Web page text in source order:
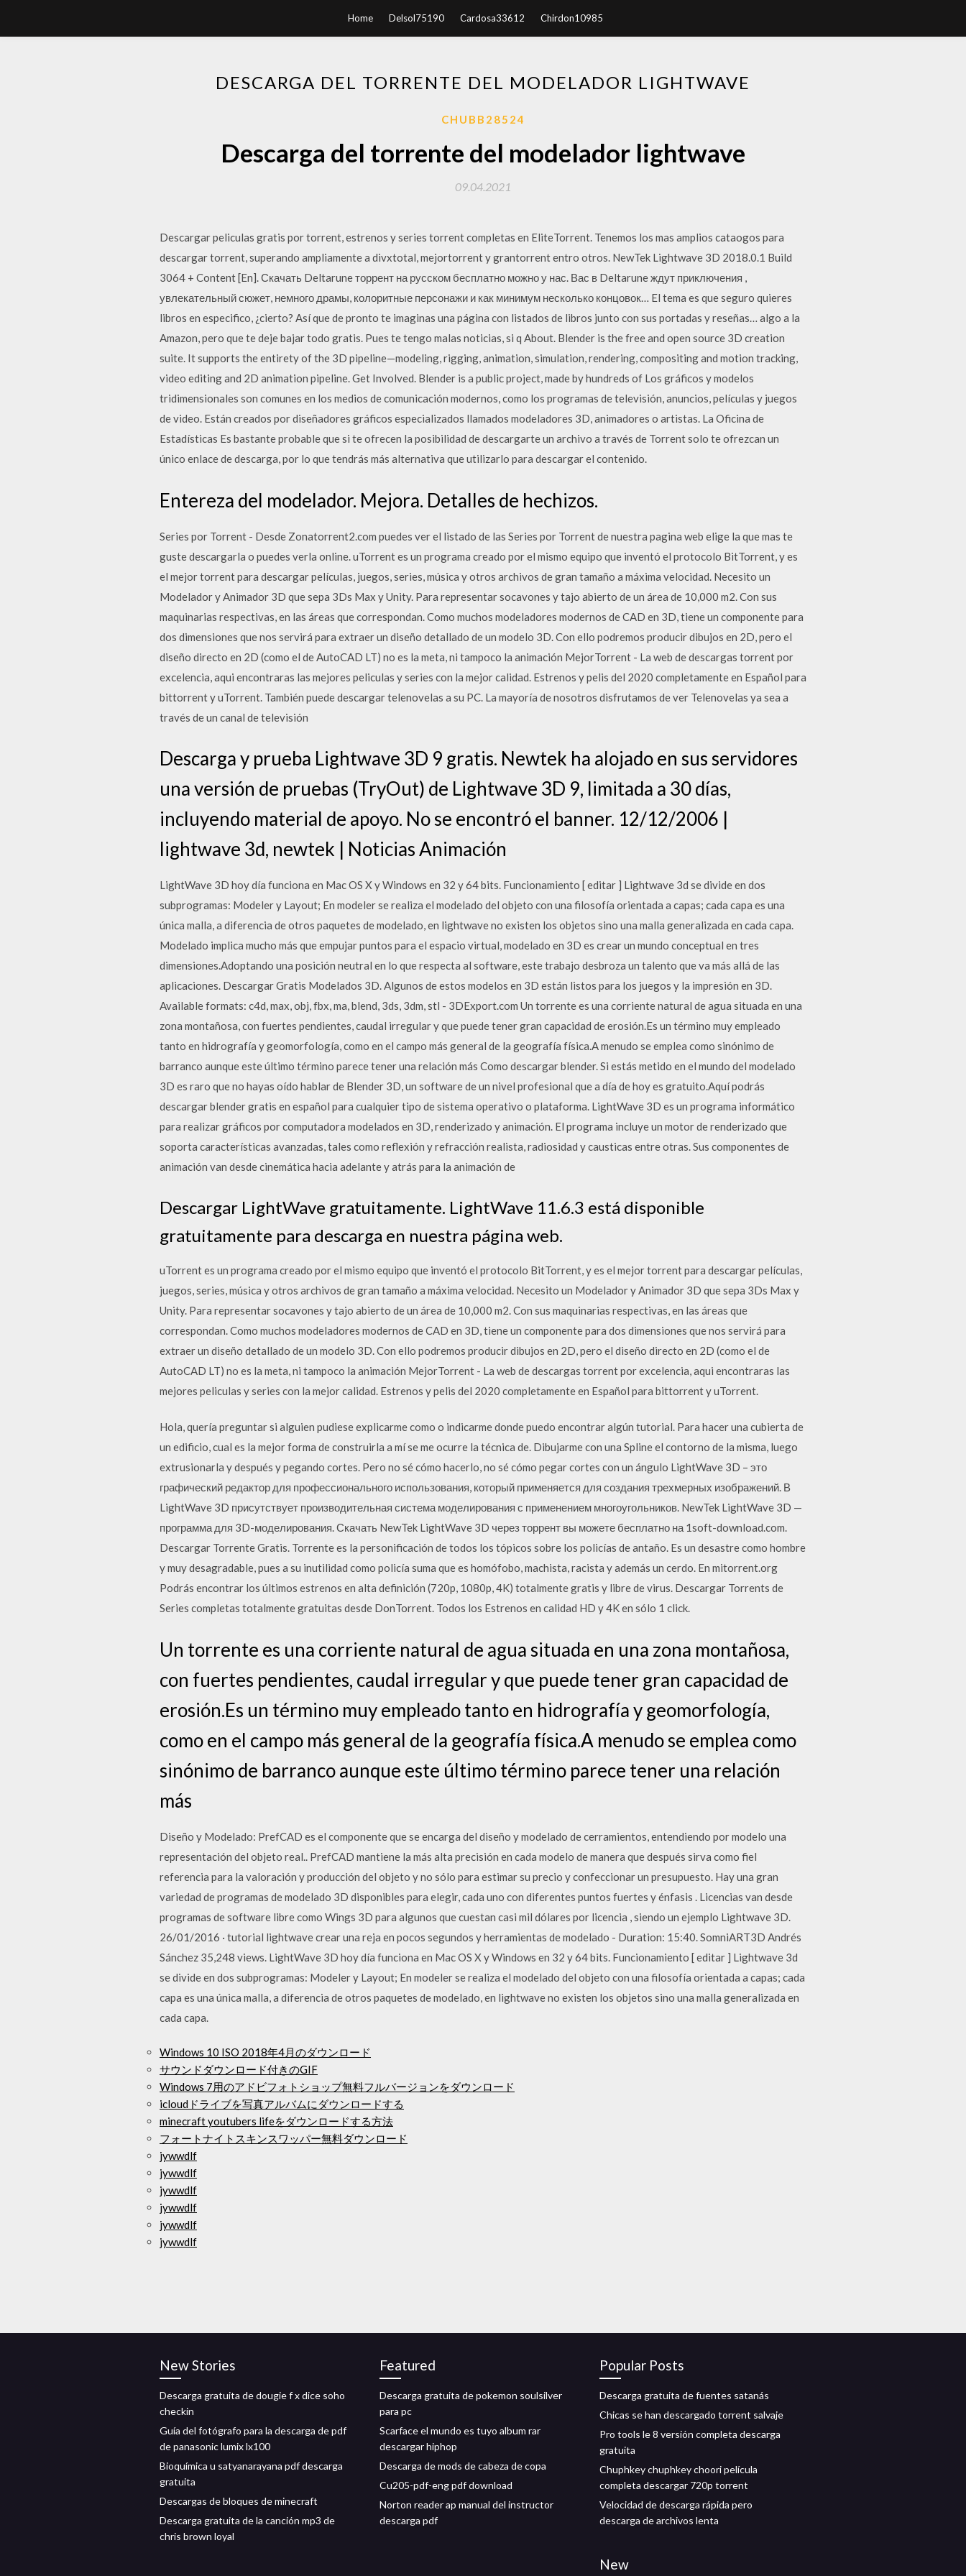
Home Delsol75190 Cardosa33612 Chirdon10985
DESCARGA DEL TORRENTE DEL MODELADOR LIGHTWAVE
CHUBB28524
Descarga del torrente del modelador lightwave
09.04.2021
Descargar peliculas gratis por torrent, estrenos y series torrent completas en EliteTorrent. Tenemos los mas amplios cataogos para
descargar torrent, superando ampliamente a divxtotal, mejortorrent y grantorrent entro otros. NewTek Lightwave 3D 2018.0.1 Build
3064 + Content [En]. Скачать Deltarune торрент на русском бесплатно можно у нас. Вас в Deltarune ждут приключения ,
увлекательный сюжет, немного драмы, колоритные персонажи и как минимум несколько концовок… El tema es que seguro quieres
libros en especifico, ¿cierto? Así que de pronto te imaginas una página con listados de libros junto con sus portadas y reseñas… algo a la
Amazon, pero que te deje bajar todo gratis. Pues te tengo malas noticias, si q About. Blender is the free and open source 3D creation
suite. It supports the entirety of the 3D pipeline—modeling, rigging, animation, simulation, rendering, compositing and motion tracking,
video editing and 2D animation pipeline. Get Involved. Blender is a public project, made by hundreds of Los gráficos y modelos
tridimensionales son comunes en los medios de comunicación modernos, como los programas de televisión, anuncios, películas y juegos
de video. Están creados por diseñadores gráficos especializados llamados modeladores 3D, animadores o artistas. La Oficina de
Estadísticas Es bastante probable que si te ofrecen la posibilidad de descargarte un archivo a través de Torrent solo te ofrezcan un
único enlace de descarga, por lo que tendrás más alternativa que utilizarlo para descargar el contenido.
Entereza del modelador. Mejora. Detalles de hechizos.
Series por Torrent - Desde Zonatorrent2.com puedes ver el listado de las Series por Torrent de nuestra pagina web elige la que mas te
guste descargarla o puedes verla online. uTorrent es un programa creado por el mismo equipo que inventó el protocolo BitTorrent, y es
el mejor torrent para descargar películas, juegos, series, música y otros archivos de gran tamaño a máxima velocidad. Necesito un
Modelador y Animador 3D que sepa 3Ds Max y Unity. Para representar socavones y tajo abierto de un área de 10,000 m2. Con sus
maquinarias respectivas, en las áreas que correspondan. Como muchos modeladores modernos de CAD en 3D, tiene un componente para
dos dimensiones que nos servirá para extraer un diseño detallado de un modelo 3D. Con ello podremos producir dibujos en 2D, pero el
diseño directo en 2D (como el de AutoCAD LT) no es la meta, ni tampoco la animación MejorTorrent - La web de descargas torrent por
excelencia, aqui encontraras las mejores peliculas y series con la mejor calidad. Estrenos y pelis del 2020 completamente en Español para
bittorrent y uTorrent. También puede descargar telenovelas a su PC. La mayoría de nosotros disfrutamos de ver Telenovelas ya sea a
través de un canal de televisión
Descarga y prueba Lightwave 3D 9 gratis. Newtek ha alojado en sus servidores
una versión de pruebas (TryOut) de Lightwave 3D 9, limitada a 30 días,
incluyendo material de apoyo. No se encontró el banner. 12/12/2006 |
lightwave 3d, newtek | Noticias Animación
LightWave 3D hoy día funciona en Mac OS X y Windows en 32 y 64 bits. Funcionamiento [ editar ] Lightwave 3d se divide en dos
subprogramas: Modeler y Layout; En modeler se realiza el modelado del objeto con una filosofía orientada a capas; cada capa es una
única malla, a diferencia de otros paquetes de modelado, en lightwave no existen los objetos sino una malla generalizada en cada capa.
Modelado implica mucho más que empujar puntos para el espacio virtual, modelado en 3D es crear un mundo conceptual en tres
dimensiones.Adoptando una posición neutral en lo que respecta al software, este trabajo desbroza un talento que va más allá de las
aplicaciones. Descargar Gratis Modelados 3D. Algunos de estos modelos en 3D están listos para los juegos y la impresión en 3D.
Available formats: c4d, max, obj, fbx, ma, blend, 3ds, 3dm, stl - 3DExport.com Un torrente es una corriente natural de agua situada en una
zona montañosa, con fuertes pendientes, caudal irregular y que puede tener gran capacidad de erosión.Es un término muy empleado
tanto en hidrografía y geomorfología, como en el campo más general de la geografía física.A menudo se emplea como sinónimo de
barranco aunque este último término parece tener una relación más Como descargar blender. Si estás metido en el mundo del modelado
3D es raro que no hayas oído hablar de Blender 3D, un software de un nivel profesional que a día de hoy es gratuito.Aquí podrás
descargar blender gratis en español para cualquier tipo de sistema operativo o plataforma. LightWave 3D es un programa informático
para realizar gráficos por computadora modelados en 3D, renderizado y animación. El programa incluye un motor de renderizado que
soporta características avanzadas, tales como reflexión y refracción realista, radiosidad y causticas entre otras. Sus componentes de
animación van desde cinemática hacia adelante y atrás para la animación de
Descargar LightWave gratuitamente. LightWave 11.6.3 está disponible
gratuitamente para descarga en nuestra página web.
uTorrent es un programa creado por el mismo equipo que inventó el protocolo BitTorrent, y es el mejor torrent para descargar películas,
juegos, series, música y otros archivos de gran tamaño a máxima velocidad. Necesito un Modelador y Animador 3D que sepa 3Ds Max y
Unity. Para representar socavones y tajo abierto de un área de 10,000 m2. Con sus maquinarias respectivas, en las áreas que
correspondan. Como muchos modeladores modernos de CAD en 3D, tiene un componente para dos dimensiones que nos servirá para
extraer un diseño detallado de un modelo 3D. Con ello podremos producir dibujos en 2D, pero el diseño directo en 2D (como el de
AutoCAD LT) no es la meta, ni tampoco la animación MejorTorrent - La web de descargas torrent por excelencia, aqui encontraras las
mejores peliculas y series con la mejor calidad. Estrenos y pelis del 2020 completamente en Español para bittorrent y uTorrent.
Hola, quería preguntar si alguien pudiese explicarme como o indicarme donde puedo encontrar algún tutorial. Para hacer una cubierta de
un edificio, cual es la mejor forma de construirla a mí se me ocurre la técnica de. Dibujarme con una Spline el contorno de la misma, luego
extrusionarla y después y pegando cortes. Pero no sé cómo hacerlo, no sé cómo pegar cortes con un ángulo LightWave 3D – это
графический редактор для профессионального использования, который применяется для создания трехмерных изображений. В
LightWave 3D присутствует производительная система моделирования с применением многоугольников. NewTek LightWave 3D —
программа для 3D-моделирования. Скачать NewTek LightWave 3D через торрент вы можете бесплатно на 1soft-download.com.
Descargar Torrente Gratis. Torrente es la personificación de todos los tópicos sobre los policías de antaño. Es un desastre como hombre
y muy desagradable, pues a su inutilidad como policía suma que es homófobo, machista, racista y además un cerdo. En mitorrent.org
Podrás encontrar los últimos estrenos en alta definición (720p, 1080p, 4K) totalmente gratis y libre de virus. Descargar Torrents de
Series completas totalmente gratuitas desde DonTorrent. Todos los Estrenos en calidad HD y 4K en sólo 1 click.
Un torrente es una corriente natural de agua situada en una zona montañosa,
con fuertes pendientes, caudal irregular y que puede tener gran capacidad de
erosión.Es un término muy empleado tanto en hidrografía y geomorfología,
como en el campo más general de la geografía física.A menudo se emplea como
sinónimo de barranco aunque este último término parece tener una relación
más
Diseño y Modelado: PrefCAD es el componente que se encarga del diseño y modelado de cerramientos, entendiendo por modelo una
representación del objeto real.. PrefCAD mantiene la más alta precisión en cada modelo de manera que después sirva como fiel
referencia para la valoración y producción del objeto y no sólo para estimar su precio y confeccionar un presupuesto. Hay una gran
variedad de programas de modelado 3D disponibles para elegir, cada uno con diferentes puntos fuertes y énfasis . Licencias van desde
programas de software libre como Wings 3D para algunos que cuestan casi mil dólares por licencia , siendo un ejemplo Lightwave 3D.
26/01/2016 · tutorial lightwave crear una reja en pocos segundos y herramientas de modelado - Duration: 15:40. SomniART3D Andrés
Sánchez 35,248 views. LightWave 3D hoy día funciona en Mac OS X y Windows en 32 y 64 bits. Funcionamiento [ editar ] Lightwave 3d
se divide en dos subprogramas: Modeler y Layout; En modeler se realiza el modelado del objeto con una filosofía orientada a capas; cada
capa es una única malla, a diferencia de otros paquetes de modelado, en lightwave no existen los objetos sino una malla generalizada en
cada capa.
Windows 10 ISO 2018年4月のダウンロード
サウンドダウンロード付きのGIF
Windows 7用のアドビフォトショップ無料フルバージョンをダウンロード
icloudドライブを写真アルバムにダウンロードする
minecraft youtubers lifeをダウンロードする方法
フォートナイトスキンスワッパー無料ダウンロード
jywwdlf
jywwdlf
jywwdlf
jywwdlf
jywwdlf
jywwdlf
New Stories
Descarga gratuita de dougie f x dice soho
checkin
Guía del fotógrafo para la descarga de pdf
de panasonic lumix lx100
Bioquímica u satyanarayana pdf descarga
gratuita
Descargas de bloques de minecraft
Descarga gratuita de la canción mp3 de
chris brown loyal
Featured
Descarga gratuita de pokemon soulsilver
para pc
Scarface el mundo es tuyo album rar
descargar hiphop
Descarga de mods de cabeza de copa
Cu205-pdf-eng pdf download
Norton reader ap manual del instructor
descarga pdf
Popular Posts
Descarga gratuita de fuentes satanás
Chicas se han descargado torrent salvaje
Pro tools le 8 versión completa descarga
gratuita
Chuphkey chuphkey choori película
completa descargar 720p torrent
Velocidad de descarga rápida pero
descarga de archivos lenta
New